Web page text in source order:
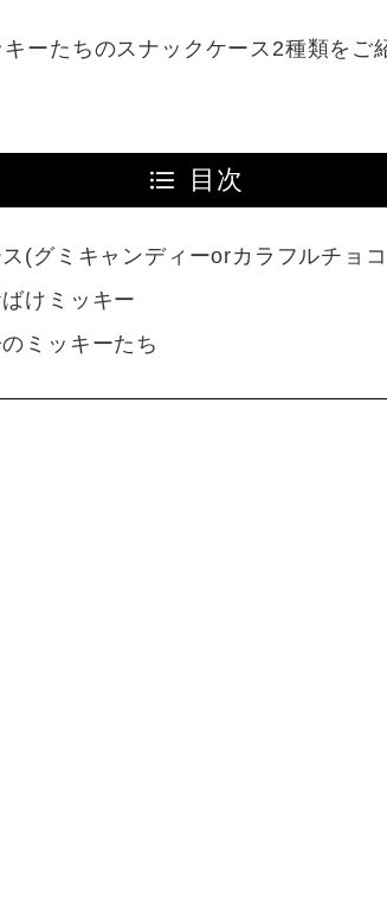
ーたちのスナックケース2種類をご
目次
(グミキャンディーorカラフルチョ
けミッキー
ミッキーたち